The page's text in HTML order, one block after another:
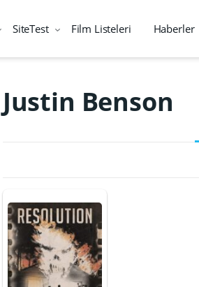
SiteTest Film Listeleri Haberler
Justin Benson